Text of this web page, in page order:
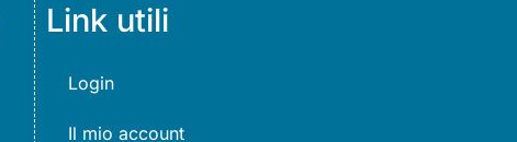
Link utili
Login
Il mio account